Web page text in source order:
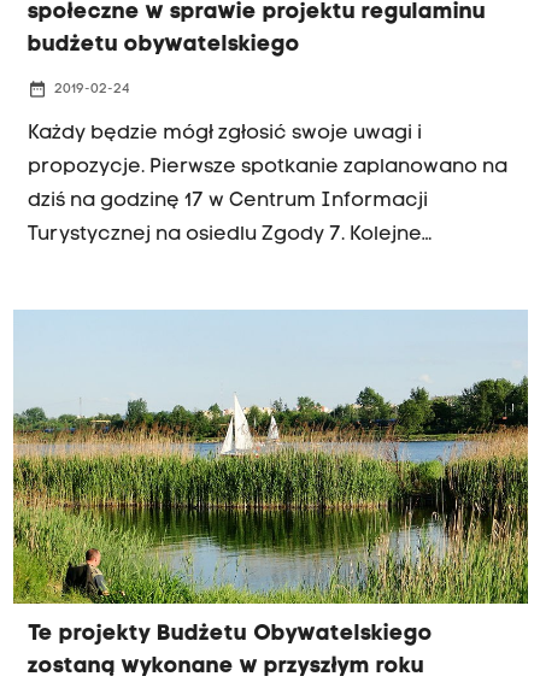
społeczne w sprawie projektu regulaminu
budżetu obywatelskiego
date_range 2019-02-24
Każdy będzie mógł zgłosić swoje uwagi i
propozycje. Pierwsze spotkanie zaplanowano na
dziś na godzinę 17 w Centrum Informacji
Turystycznej na osiedlu Zgody 7. Kolejne
Te projekty Budżetu Obywatelskiego
zostaną wykonane w przyszłym roku